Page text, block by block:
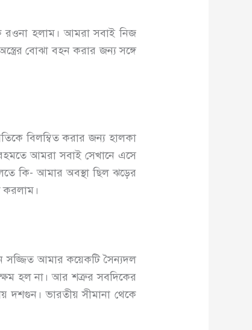
রওনা হলাম। আমরা সবাই নিজ
বোঝা বহন করার জন্য সঙ্গে
বিলম্বিত করার জন্য হালকা
আমরা সবাই সেখানে এসে
কি- আমার অবস্থা ছিল ঝড়ের
করলাম।
সজ্জিত আমার কয়েকটি সৈন্যদল
হল না। আর শত্রুর সবদিকের
দশগুন। ভারতীয় সীমানা থেকে